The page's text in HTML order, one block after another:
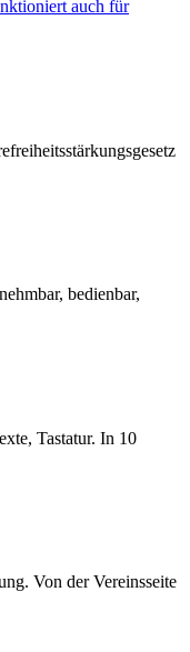
auch für
bedienbar,
Tastatur. In 10
Von der Vereinsseite